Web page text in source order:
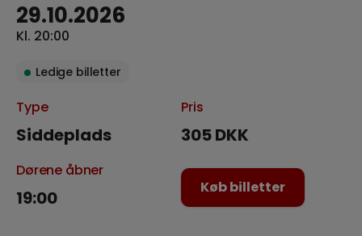
29.10.2026
Kl. 20:00
Ledige billetter
Type
Siddeplads
Pris
305 DKK
Dørene åbner
19:00 Køb billetter